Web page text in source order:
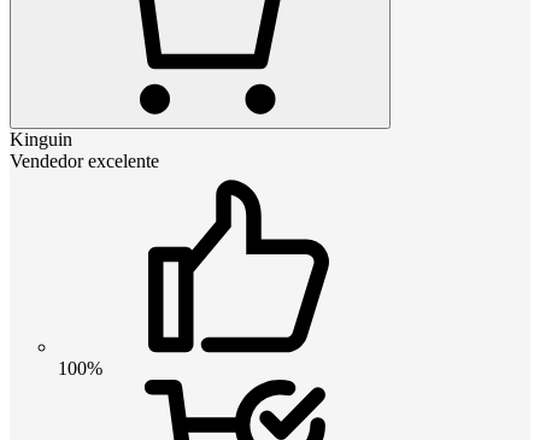
Kinguin
Vendedor excelente
100%